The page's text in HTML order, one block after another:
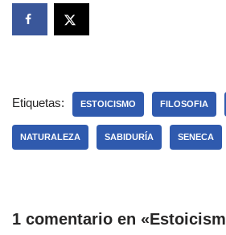
Etiquetas: ESTOICISMO FILOSOFIA
NATURALEZA SABIDURÍA SENECA
1 comentario en